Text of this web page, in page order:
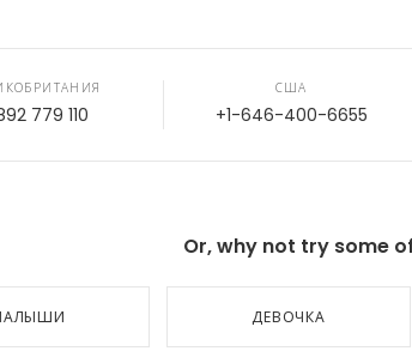
779 110
США
+1-646-400-6655
Or, why not try some
ДЕВОЧКА